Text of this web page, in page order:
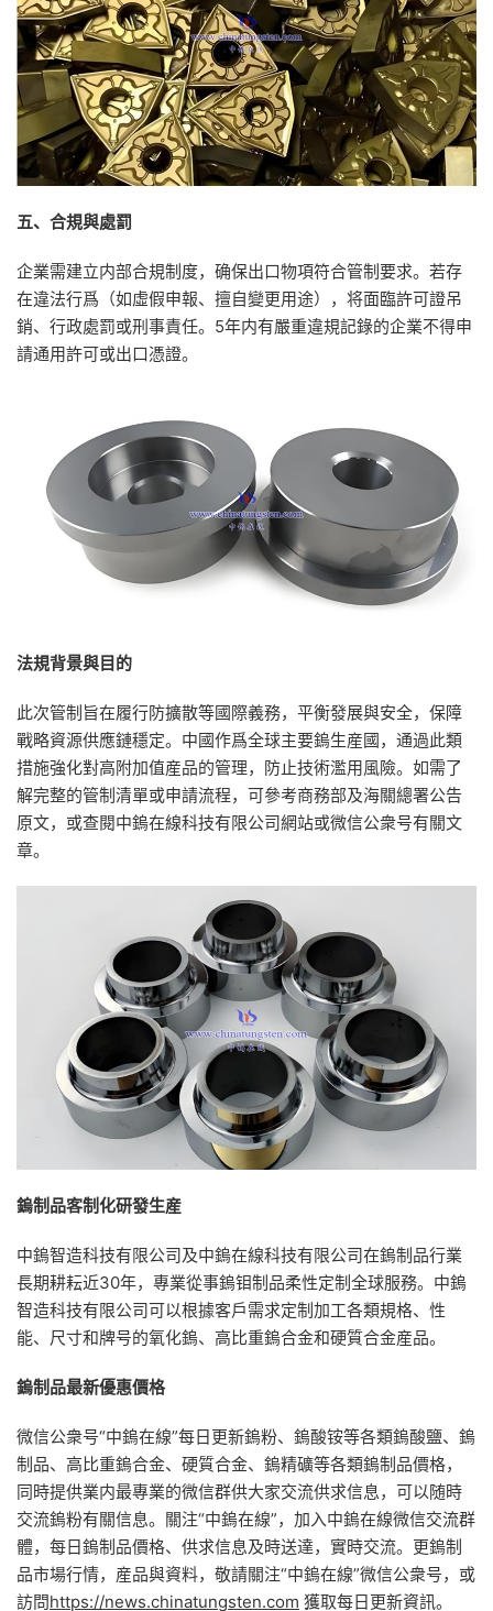
五、合規與處罰
企業需建立内部合規制度，确保出口物項符合管制要求。若存
在違法行爲（如虛假申報、擅自變更用途），将面臨許可證吊
銷、行政處罰或刑事責任。5年内有嚴重違規記錄的企業不得申
請通用許可或出口憑證。
法規背景與目的
此次管制旨在履行防擴散等國際義務，平衡發展與安全，保障
戰略資源供應鏈穩定。中國作爲全球主要鎢生産國，通過此類
措施強化對高附加值産品的管理，防止技術濫用風險。如需了
解完整的管制清單或申請流程，可參考商務部及海關總署公告
原文，或查閱中鎢在線科技有限公司網站或微信公衆号有關文
章。
鎢制品客制化研發生産
中鎢智造科技有限公司及中鎢在線科技有限公司在鎢制品行業
長期耕耘近30年，專業從事鎢钼制品柔性定制全球服務。中鎢
智造科技有限公司可以根據客戶需求定制加工各類規格、性
能、尺寸和牌号的氧化鎢、高比重鎢合金和硬質合金産品。
鎢制品最新優惠價格
微信公衆号“中鎢在線”每日更新鎢粉、鎢酸铵等各類鎢酸鹽、鎢
制品、高比重鎢合金、硬質合金、鎢精礦等各類鎢制品價格，
同時提供業内最專業的微信群供大家交流供求信息，可以随時
交流鎢粉有關信息。關注“中鎢在線”，加入中鎢在線微信交流群
體，每日鎢制品價格、供求信息及時送達，實時交流。更鎢制
品市場行情，産品與資料，敬請關注“中鎢在線”微信公衆号，或
訪問https://news.chinatungsten.com 獲取每日更新資訊。